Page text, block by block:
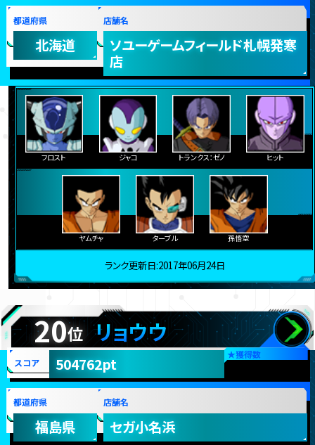
都道府県
北海道
店舗名
ソユーゲームフィールド札幌発寒
店
フロスト ジャコ トランクス：ゼノ ヒット
ヤムチャ ターブル 孫悟空
ランク更新日:2017年06月24日
20位 リョウウ
★獲得数
スコア 504762pt
都道府県
福島県
店舗名
セガ小名浜